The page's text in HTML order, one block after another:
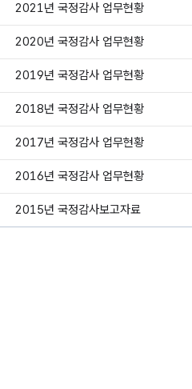
2021년 국정감사 업무현황
2020년 국정감사 업무현황
2019년 국정감사 업무현황
2018년 국정감사 업무현황
2017년 국정감사 업무현황
2016년 국정감사 업무현황
2015년 국정감사보고자료